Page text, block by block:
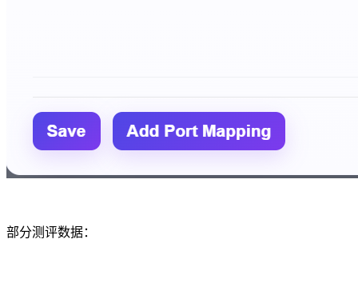
部分测评数据：